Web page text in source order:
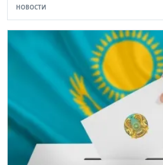
НОВОСТИ